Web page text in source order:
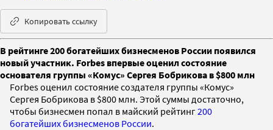
Копировать ссылку
В рейтинге 200 богатейших бизнесменов России появился
новый участник. Forbes впервые оценил состояние
основателя группы «Комус» Сергея Бобрикова в $800 млн
Forbes оценил состояние создателя группы «Комус»
Сергея Бобрикова в $800 млн. Этой суммы достаточно,
чтобы бизнесмен попал в майский рейтинг200
богатейших бизнесменов России.